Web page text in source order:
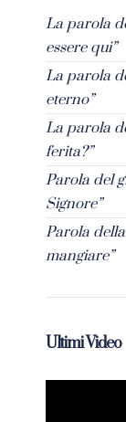
La parola
essere qui”
La parola
eterno”
La parola
ferita?”
Parola del
Signore”
Parola
mangiare”
Ultimi Video